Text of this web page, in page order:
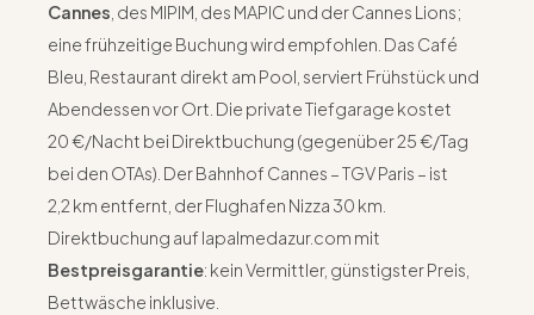
Cannes , des MIPIM, des MAPIC und der Cannes Lions;
eine frühzeitige Buchung wird empfohlen. Das Café
Bleu, Restaurant direkt am Pool, serviert Frühstück und
Abendessen vor Ort. Die private Tiefgarage kostet
20 €/Nacht bei Direktbuchung (gegenüber 25 €/Tag
bei den OTAs). Der Bahnhof Cannes – TGV Paris – ist
2,2 km entfernt, der Flughafen Nizza 30 km.
Direktbuchung auf lapalmedazur.com mit
Bestpreisgarantie: kein Vermittler, günstigster Preis,
Bettwäsche inklusive.